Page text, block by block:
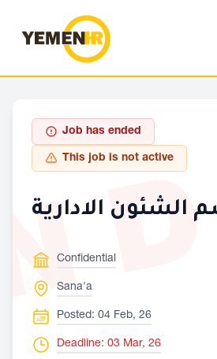
Job has ended
This job is not active
الادارية
Confidential
Sana'a
Posted: 04 Feb, 26
Deadline: 03 Mar, 26